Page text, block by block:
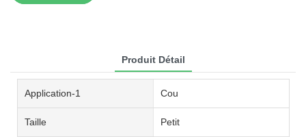
Produit Détail
Application-1 Cou
Taille Petit